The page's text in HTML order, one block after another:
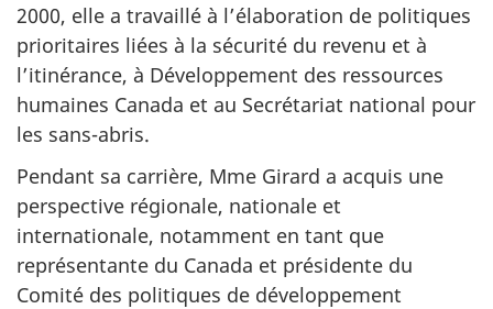
2000, elle a travaillé à l’élaboration de politiques
prioritaires liées à la sécurité du revenu et à
l’itinérance, à Développement des ressources
humaines Canada et au Secrétariat national pour
les sans-abris.
Pendant sa carrière, Mme Girard a acquis une
perspective régionale, nationale et
internationale, notamment en tant que
représentante du Canada et présidente du
Comité des politiques de développement